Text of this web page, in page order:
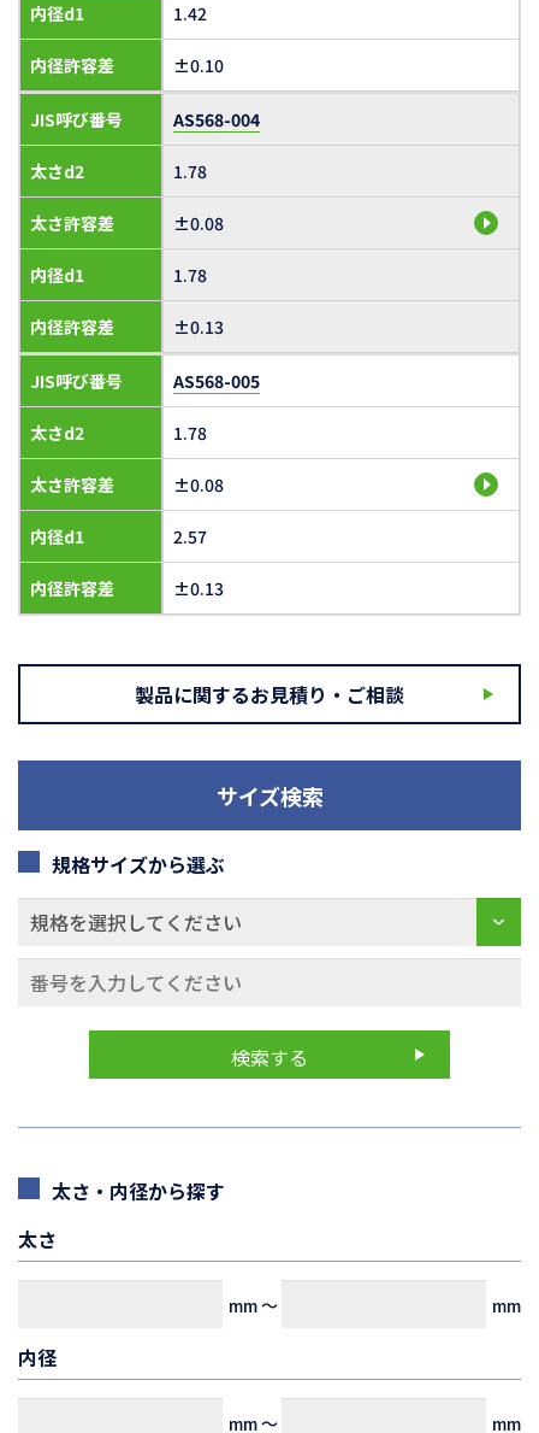
内径d1
内径許容差
1.42
±0.10
JIS呼び番号
太さd2
太さ許容差
内径d1
内径許容差
AS568-004
1.78
±0.08
1.78
±0.13
JIS呼び番号
太さd2
太さ許容差
内径d1
内径許容差
AS568-005
1.78
±0.08
2.57
±0.13
製品に関するお見積り・ご相談
サイズ検索
規格サイズから選ぶ
太さ・内径から探す
太さ
mm～ mm
内径
mm～ mm